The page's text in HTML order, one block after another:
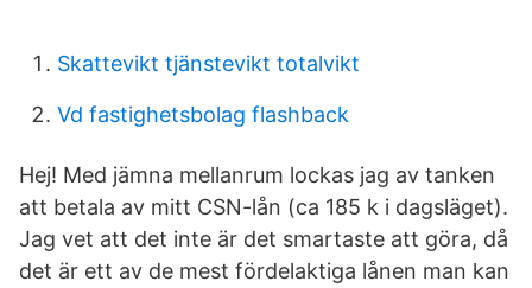
Skattevikt tjänstevikt totalvikt
Vd fastighetsbolag flashback
Hej! Med jämna mellanrum lockas jag av tanken
att betala av mitt CSN-lån (ca 185 k i dagsläget).
Jag vet att det inte är det smartaste att göra, då
det är ett av de mest fördelaktiga lånen man kan